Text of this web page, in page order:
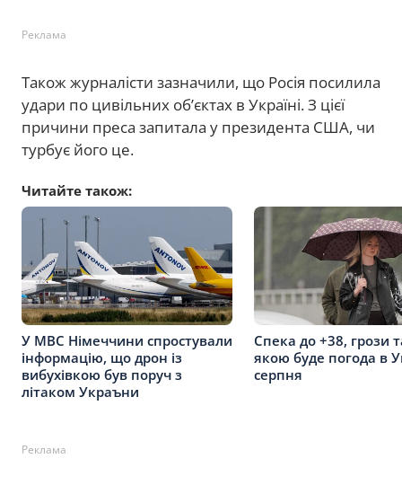
Реклама
Також журналісти зазначили, що Росія посилила
удари по цивільних об’єктах в Україні. З цієї
причини преса запитала у президента США, чи
турбує його це.
Читайте також:
У МВС Німеччини спростували
інформацію, що дрон із
вибухівкою був поруч з
літаком Украъни
Спека до +38, грози
якою буде погода в
серпня
Реклама